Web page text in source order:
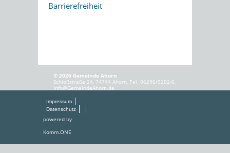
Barrierefreiheit
© 2026 Gemeinde Ahorn
Schloßstraße 24, 74744 Ahorn, Tel. 06296/9202-0,
info@GemeindeAhorn.de
Impressum
Datenschutz
powered by
Komm.ONE